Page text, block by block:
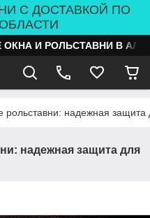
С ДОСТАВКОЙ ПО
ОКНА И РОЛЬСТАВНИ В
рольставни: надежная
надежная защита для